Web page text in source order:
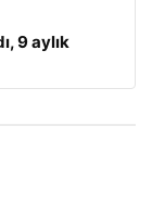
9 aylık